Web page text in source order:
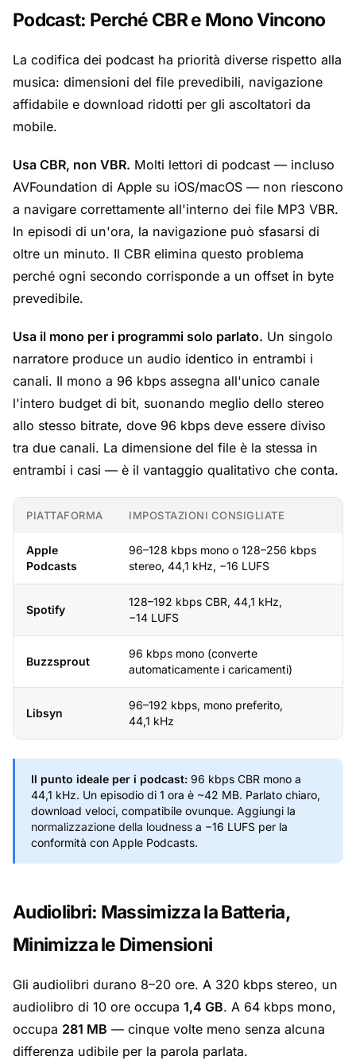
Podcast: Perché CBR e Mono Vincono
La codifica dei podcast ha priorità diverse rispetto alla
musica: dimensioni del file prevedibili, navigazione
affidabile e download ridotti per gli ascoltatori da
mobile.
Usa CBR, non VBR. Molti lettori di podcast — incluso
AVFoundation di Apple su iOS/macOS — non riescono
a navigare correttamente all'interno dei file MP3 VBR.
In episodi di un'ora, la navigazione può sfasarsi di
oltre un minuto. Il CBR elimina questo problema
perché ogni secondo corrisponde a un offset in byte
prevedibile.
Usa il mono per i programmi solo parlato. Un singolo
narratore produce un audio identico in entrambi i
canali. Il mono a 96 kbps assegna all'unico canale
l'intero budget di bit, suonando meglio dello stereo
allo stesso bitrate, dove 96 kbps deve essere diviso
tra due canali. La dimensione del file è la stessa in
entrambi i casi — è il vantaggio qualitativo che conta.
PIATTAFORMA IMPOSTAZIONI CONSIGLIATE
Apple
Podcasts
96–128 kbps mono o 128–256 kbps
stereo, 44,1 kHz, −16 LUFS
Spotify
128–192 kbps CBR, 44,1 kHz,
−14 LUFS
Buzzsprout
96 kbps mono (converte
automaticamente i caricamenti)
Libsyn
96–192 kbps, mono preferito,
44,1 kHz
Il punto ideale per i podcast: 96 kbps CBR mono a
44,1 kHz. Un episodio di 1 ora è ~42 MB. Parlato chiaro,
download veloci, compatibile ovunque. Aggiungi la
normalizzazione della loudness a −16 LUFS per la
conformità con Apple Podcasts.
Audiolibri: Massimizza la Batteria,
Minimizza le Dimensioni
Gli audiolibri durano 8–20 ore. A 320 kbps stereo, un
audiolibro di 10 ore occupa 1,4 GB. A 64 kbps mono,
occupa 281 MB — cinque volte meno senza alcuna
differenza udibile per la parola parlata.